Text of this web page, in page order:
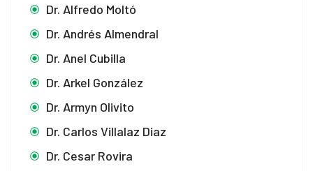
Dr. Alfredo Moltó
Dr. Andrés Almendral
Dr. Anel Cubilla
Dr. Arkel González
Dr. Armyn Olivito
Dr. Carlos Villalaz Diaz
Dr. Cesar Rovira